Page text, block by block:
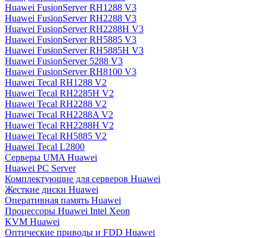
Huawei FusionServer RH1288 V3
Huawei FusionServer RH2288 V3
Huawei FusionServer RH2288H V3
Huawei FusionServer RH5885 V3
Huawei FusionServer RH5885H V3
Huawei FusionServer 5288 V3
Huawei FusionServer RH8100 V3
Huawei Tecal RH1288 V2
Huawei Tecal RH2285H V2
Huawei Tecal RH2288 V2
Huawei Tecal RH2288A V2
Huawei Tecal RH2288H V2
Huawei Tecal RH5885 V2
Huawei Tecal L2800
Серверы UMA Huawei
Huawei PC Server
Комплектующие для серверов Huawei
Жесткие диски Huawei
Оперативная память Huawei
Процессоры Huawei Intel Xeon
KVM Huawei
Оптические приводы и FDD Huawei